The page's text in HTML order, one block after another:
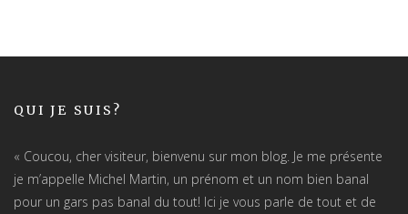
QUI JE SUIS?
« Coucou, cher visiteur, bienvenu sur mon blog. Je me présente
je m’appelle Michel Martin, un prénom et un nom bien banal
pour un gars pas banal du tout! Ici je vous parle de tout et de